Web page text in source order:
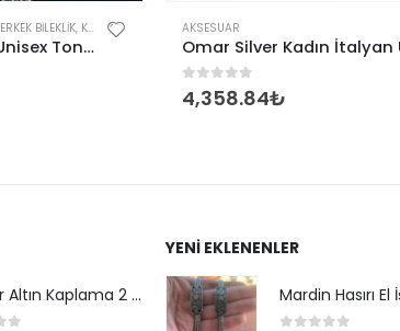
ERKEK BILEKLIK, KADIN
925 Ayar İtalyan Unisex Tondo 1,60 mm Bileklik
AKSESUAR
0out of 5
4,358.84₺
14 Ayar Altın Kaplama 2 mm Kare Kral Zincir Kolye
YENI EKLENENLER